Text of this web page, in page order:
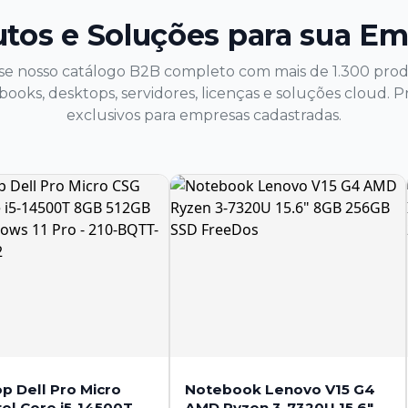
e Soluções para sua
nosso catálogo B2B completo com mais de 1.300
desktops, servidores, licenças e soluções cloud.
exclusivos para empresas cadastradas.
Dell Pro Micro
Notebook Lenovo V15 G4